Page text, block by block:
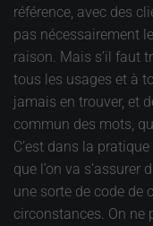
référence, avec des
pas nécessairement
raison. Mais s’il faut
tous les usages et à
jamais en trouver, et
commun des mots,
C’est dans la
que l’on va s’assurer
une sorte de code de
circonstances. On ne